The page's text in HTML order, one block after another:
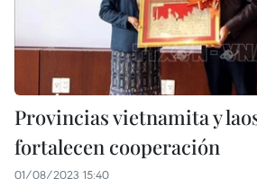
Provincias vietnamita y
fortalecen cooperación
01/08/2023 15:40